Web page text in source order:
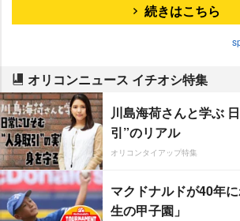
続きはこちら
オリコンニュース イチオシ特集
川島海荷さんと学ぶ
引”のリアル
オリコンタイアップ特集
マクドナルドが40年
生の甲子園」